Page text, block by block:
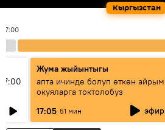
Кыргызстан
17:00
Жума жыйынтыгы
апта ичинде болуп өткөн айрым
окуяларга токтолобуз
17:05 51 мин эфир